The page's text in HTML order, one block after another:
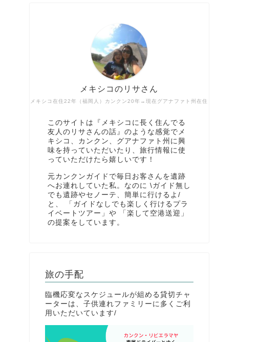
メキシコ在住22年（福岡人）カンクン20年→現在グアナファト州在住
メキシコのリサさん
このサイトは『メキシコに長く住んでる
友人のリサさんの話』のような感覚でメ
キシコ、カンクン、グアナファト州に興
味を持っていただいたり、旅行情報に使
っていただけたら嬉しいです！
元カンクンガイドで毎日お客さんを遺跡
へお連れしていた私。なのに \ガイド無し
でも遺跡やセノーテ、簡単に行けるよ/
と、 「ガイドなしでも楽しく行けるプラ
イベートツアー」や 「楽して空港送迎」
の提案をしています。
旅の手配
臨機応変なスケジュールが組める貸切チャ
ーターは、子供連れファミリーに多くご利
用いただいています/